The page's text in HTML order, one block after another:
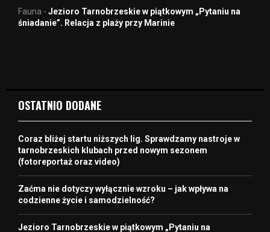
Fauna - Jezioro Tarnobrzeskie w piątkowym „Pytaniu na
śniadanie”. Relacja z plaży przy Marinie
OSTATNIO DODANE
Coraz bliżej startu niższych lig. Sprawdzamy nastroje w
tarnobrzeskich klubach przed nowym sezonem
(fotoreportaż oraz video)
Zaćma nie dotyczy wyłącznie wzroku – jak wpływa na
codzienne życie i samodzielność?
Jezioro Tarnobrzeskie w piątkowym „Pytaniu na